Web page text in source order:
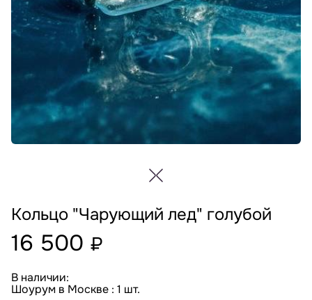
Кольцо "Чарующий лед" голубой
16 500 ₽
В наличии:
Шоурум в Москве : 1 шт.